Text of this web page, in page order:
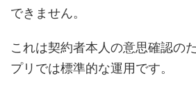
できません。
これは契約者本人の意思確認の
プリでは標準的な運用です。